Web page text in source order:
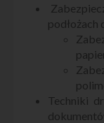
podłożach
Techniki